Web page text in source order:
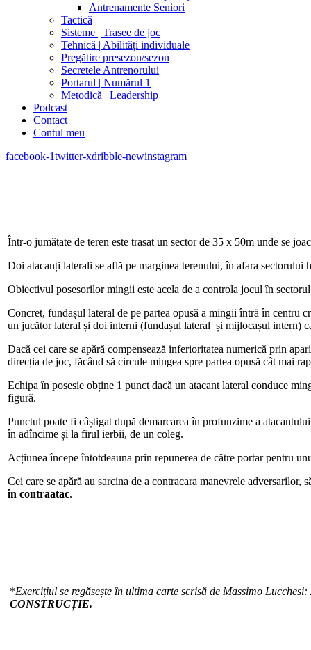
Antrenamente Seniori
Tactică
Sisteme | Trasee de joc
Tehnică | Abilități individuale
Pregătire presezon/sezon
Secretele Antrenorului
Portarul | Numărul 1
Metodică | Leadership
Podcast
Contact
Contul meu
facebook-1twitter-xdribble-newinstagram
Într-o jumătate de teren este trasat un sector de 35 x 50m unde se
Doi atacanți laterali se află pe marginea terenului, în afara sectorului
Obiectivul posesorilor mingii este acela de a controla jocul în
Concret, fundașul lateral de pe partea opusă a mingii întră în centru
un jucător lateral și doi interni (fundașul lateral și mijlocașul intern)
Dacă cei care se apără compensează inferioritatea numerică prin
direcția de joc, făcând să circule mingea spre partea opusă cât mai
Echipa în posesie obține 1 punct dacă un atacant lateral conduce
figură.
Punctul poate fi câștigat după demarcarea în profunzime a
în adîncime și la firul ierbii, de un coleg.
Acțiunea începe întotdeauna prin repunerea de către portar pentru
Cei care se apără au sarcina de a contracara manevrele adversarilor,
în contraatac.
*Exercițiul se regăsește în ultima carte scrisă de Massimo Lucchesi:
CONSTRUCȚIE.